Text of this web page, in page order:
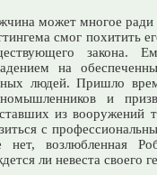
может многое
смог похитить
закона.
на
людей. Пришло
и
из вооружений
с
нет, возлюбленная
ли невеста своего